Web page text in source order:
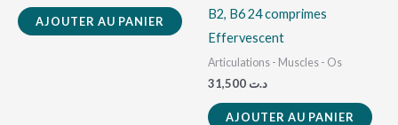
AJOUTER AU PANIER
B2, B6 24 comprimes
Effervescent
Articulations - Muscles - Os
د.ت
AJOUTER AU PANIER